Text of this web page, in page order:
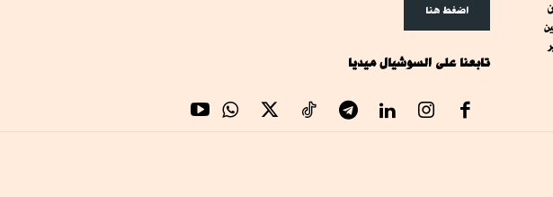
اضغط هنا
تابعنا على السوشيال ميديا